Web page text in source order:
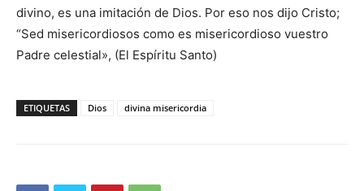
divino, es una imitación de Dios. Por eso nos dijo Cristo;
“Sed misericordiosos como es misericordioso vuestro
Padre celestial», (El Espíritu Santo)
ETIQUETAS Dios divina misericordia